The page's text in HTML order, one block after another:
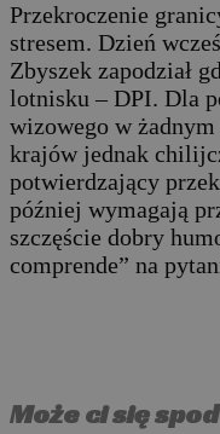
Przekroczenie
stresem. Dzień
Zbyszek zapodział
lotnisku – DPI. Dla
wizowego w żadnym
krajów jednak
potwierdzający
później wymagają
szczęście dobry
comprende” na
Może ci się